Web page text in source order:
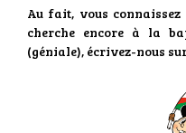
Au fait, vous
cherche encore à la
(géniale), écrivez-nous